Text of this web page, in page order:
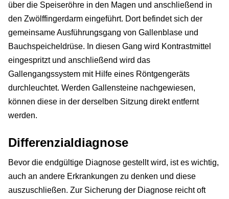
über die Speiseröhre in den Magen und anschließend in
den Zwölffingerdarm eingeführt. Dort befindet sich der
gemeinsame Ausführungsgang von Gallenblase und
Bauchspeicheldrüse. In diesen Gang wird Kontrastmittel
eingespritzt und anschließend wird das
Gallengangssystem mit Hilfe eines Röntgengeräts
durchleuchtet. Werden Gallensteine nachgewiesen,
können diese in der derselben Sitzung direkt entfernt
werden.
Differenzialdiagnose
Bevor die endgültige Diagnose gestellt wird, ist es wichtig,
auch an andere Erkrankungen zu denken und diese
auszuschließen. Zur Sicherung der Diagnose reicht oft